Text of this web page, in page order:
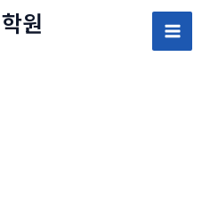
학원
Main